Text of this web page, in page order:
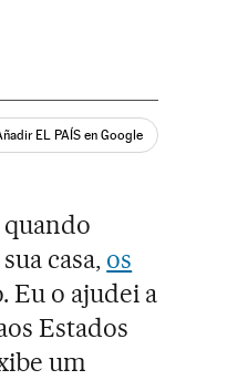
EL PAÍS en Google
casa, os
Eu o ajudei a
Estados
um